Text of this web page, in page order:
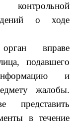
о ходе
вправе
подавшего
и
жалобы.
представить
в течение